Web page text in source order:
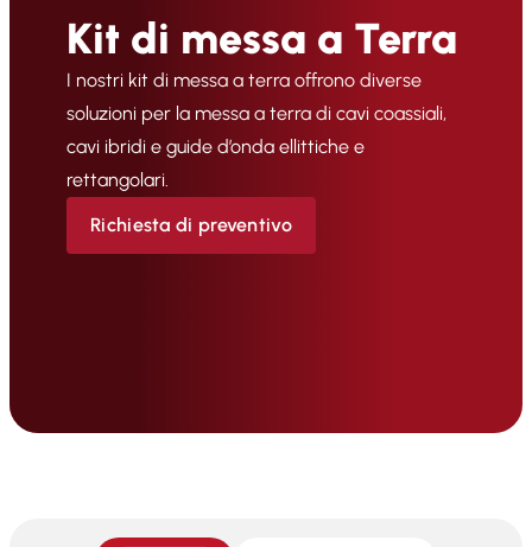
Kit di messa a Terra
I nostri kit di messa a terra offrono diverse
soluzioni per la messa a terra di cavi coassiali,
cavi ibridi e guide d’onda ellittiche e
rettangolari.
Richiesta di preventivo